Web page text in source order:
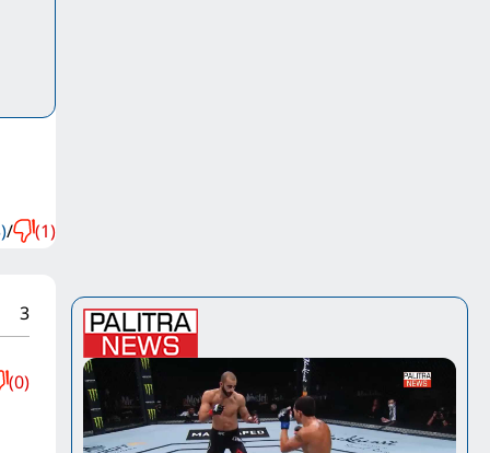
/ (1)
3
(0)